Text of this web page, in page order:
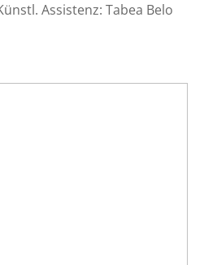
Assistenz: Tabea Belo